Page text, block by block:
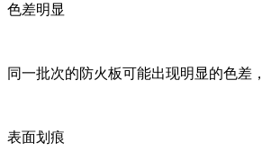
色差明显
同一批次的防火板可能出现明显的色差，
表面划痕